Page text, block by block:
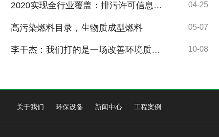
2020实现全行业覆盖：排污许可信息平台引发广泛关注 04-25
高污染燃料目录，生物质成型燃料 05-07
李干杰：我们打的是一场改善环境质量的攻坚战 10-08
关于我们 环保设备 新闻中心 工程案例